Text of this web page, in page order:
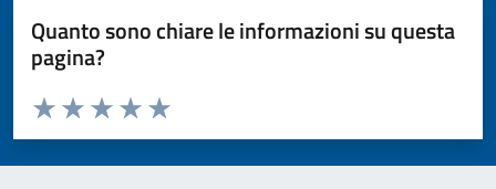
Quanto sono chiare le informazioni su questa
pagina?
Valuta da 1 a 5 stelle la pagina
Valuta 5 stelle su 5
Valuta 4 stelle su 5
Valuta 3 stelle su 5
Valuta 2 stelle su 5
Valuta 1 stelle su 5